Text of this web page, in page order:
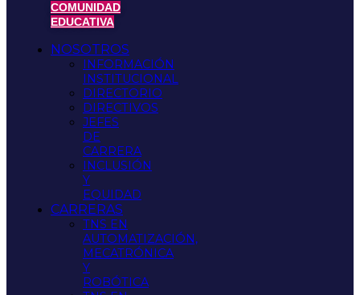
COMUNIDAD
EDUCATIVA
NOSOTROS
INFORMACIÓN
INSTITUCIONAL
DIRECTORIO
DIRECTIVOS
JEFES
DE
CARRERA
INCLUSIÓN
Y
EQUIDAD
CARRERAS
TNS EN
AUTOMATIZACIÓN,
MECATRÓNICA
Y
ROBÓTICA